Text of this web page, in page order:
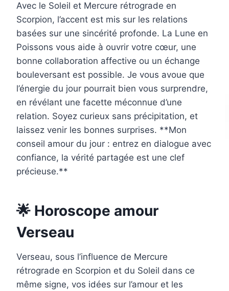
Avec le Soleil et Mercure rétrograde en
Scorpion, l’accent est mis sur les relations
basées sur une sincérité profonde. La Lune en
Poissons vous aide à ouvrir votre cœur, une
bonne collaboration affective ou un échange
bouleversant est possible. Je vous avoue que
l’énergie du jour pourrait bien vous surprendre,
en révélant une facette méconnue d’une
relation. Soyez curieux sans précipitation, et
laissez venir les bonnes surprises. **Mon
conseil amour du jour : entrez en dialogue avec
confiance, la vérité partagée est une clef
précieuse.**
🌟 Horoscope amour
Verseau
Verseau, sous l’influence de Mercure
rétrograde en Scorpion et du Soleil dans ce
même signe, vos idées sur l’amour et les